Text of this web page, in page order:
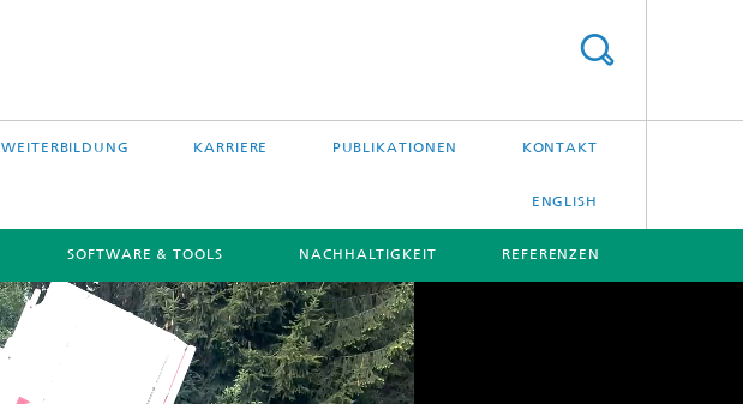
WEITERBILDUNG KARRIERE PUBLIKATIONEN KONTAKT
ENGLISH
SOFTWARE & TOOLS NACHHALTIGKEIT REFERENZEN